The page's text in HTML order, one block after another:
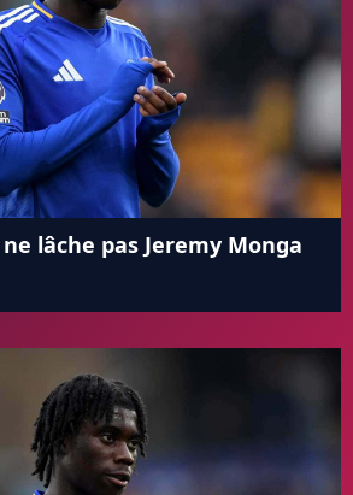
lâche pas Jeremy Monga